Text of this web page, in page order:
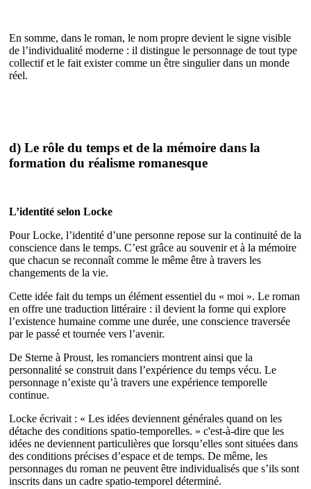
En somme, dans le roman, le nom propre devient le signe visible
de l’individualité moderne : il distingue le personnage de tout type
collectif et le fait exister comme un être singulier dans un monde
réel.
d) Le rôle du temps et de la mémoire dans la
formation du réalisme romanesque
L’identité selon Locke
Pour Locke, l’identité d’une personne repose sur la continuité de la
conscience dans le temps. C’est grâce au souvenir et à la mémoire
que chacun se reconnaît comme le même être à travers les
changements de la vie.
Cette idée fait du temps un élément essentiel du « moi ». Le roman
en offre une traduction littéraire : il devient la forme qui explore
l’existence humaine comme une durée, une conscience traversée
par le passé et tournée vers l’avenir.
De Sterne à Proust, les romanciers montrent ainsi que la
personnalité se construit dans l’expérience du temps vécu. Le
personnage n’existe qu’à travers une expérience temporelle
continue.
Locke écrivait : « Les idées deviennent générales quand on les
détache des conditions spatio-temporelles. » c'est-à-dire que les
idées ne deviennent particulières que lorsqu’elles sont situées dans
des conditions précises d’espace et de temps. De même, les
personnages du roman ne peuvent être individualisés que s’ils sont
inscrits dans un cadre spatio-temporel déterminé.